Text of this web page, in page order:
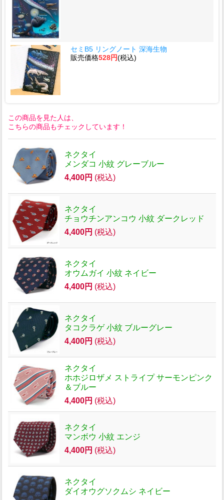
セミB5 リングノート 深海生物
販売価格528円(税込)
この商品を見た人は、
こちらの商品もチェックしています！
ネクタイ
メンダコ 小紋 グレーブルー
4,400円 (税込)
ネクタイ
チョウチンアンコウ 小紋 ダークレッド
4,400円 (税込)
ネクタイ
オウムガイ 小紋 ネイビー
4,400円 (税込)
ネクタイ
タコクラゲ 小紋 ブルーグレー
4,400円 (税込)
ネクタイ
ホホジロザメ ストライプ サーモンピンク
＆ブルー
4,400円 (税込)
ネクタイ
マンボウ 小紋 エンジ
4,400円 (税込)
ネクタイ
ダイオウグソクムシ ネイビー